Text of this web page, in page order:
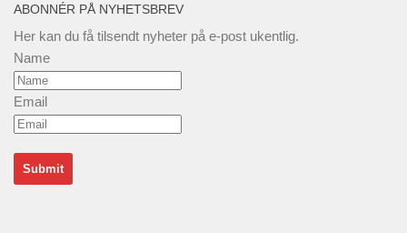
ABONNÉR PÅ NYHETSBREV
Her kan du få tilsendt nyheter på e-post ukentlig.
Name
Email